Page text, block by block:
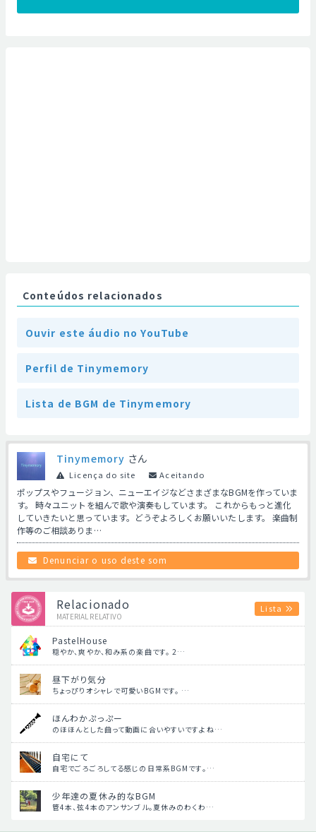
Conteúdos relacionados
Ouvir este áudio no YouTube
Perfil de Tinymemory
Lista de BGM de Tinymemory
Tinymemory さん
Licença do site Aceitando
ポップスやフュージョン、ニューエイジなどさまざまなBGMを作っていま
す。 時々ユニットを組んで歌や演奏もしています。 これからもっと進化
していきたいと思っています。どうぞよろしくお願いいたします。 楽曲制
作等のご相談ありま…
Denunciar o uso deste som
Relacionado
MATERIAL RELATIVO
Lista
PastelHouse
穏やか、爽やか、和み系の楽曲です。 2…
昼下がり気分
ちょっぴりオシャレで可愛いBGMです。 …
ほんわかぷっぷー
のほほんとした曲って動画に合いやすいですよね…
自宅にて
自宅でごろごろしてる感じの日常系BGMです。…
少年達の夏休み的なBGM
管4本、弦4本のアンサンブル。夏休みのわくわ…